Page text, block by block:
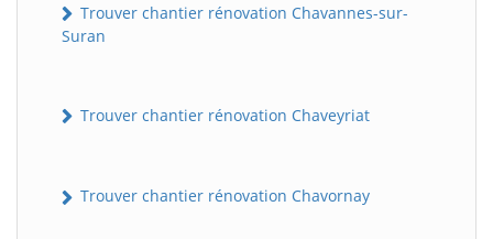
Trouver chantier rénovation Chavannes-sur-
Suran
Trouver chantier rénovation Chaveyriat
Trouver chantier rénovation Chavornay